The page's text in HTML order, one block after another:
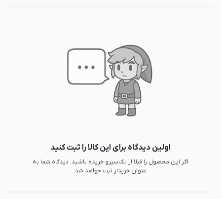
اولین دیدگاه برای این کالا را ثبت کنید
اگر این محصول را قبلا از تک‌سیرو خریده باشید، دیدگاه شما به
عنوان خریدار ثبت خواهد شد